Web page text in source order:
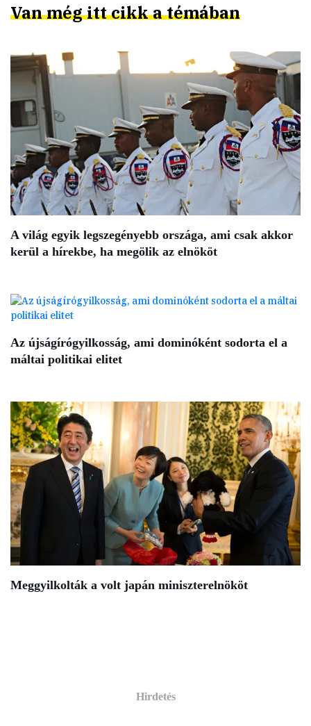
Van még itt cikk a témában
A világ egyik legszegényebb országa, ami csak akkor
kerül a hírekbe, ha megölik az elnököt
Az újságírógyilkosság, ami dominóként sodorta el a
máltai politikai elitet
Meggyilkolták a volt japán miniszterelnököt